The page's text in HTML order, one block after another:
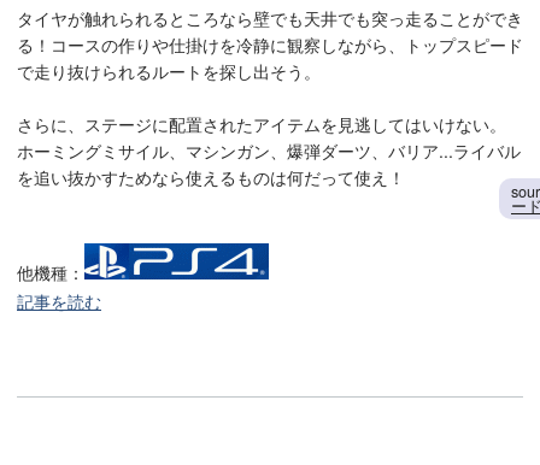
タイヤが触れられるところなら壁でも天井でも突っ走ることができ
る！コースの作りや仕掛けを冷静に観察しながら、トップスピード
で走り抜けられるルートを探し出そう。
さらに、ステージに配置されたアイテムを見逃してはいけない。
ホーミングミサイル、マシンガン、爆弾ダーツ、バリア...ライバル
を追い抜かすためなら使えるものは何だって使え！
ー
他機種：
記事を読む